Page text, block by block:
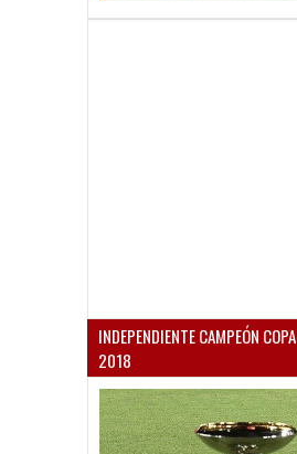
INDEPENDIENTE CAMPEÓN
2018